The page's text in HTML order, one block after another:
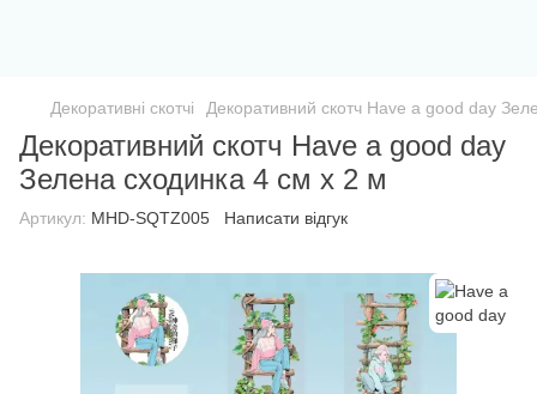
Декоративні скотчі Декоративний скотч Have a good day
Декоративний скотч Have a good day
Зелена сходинка 4 см x 2 м
Артикул: MHD-SQTZ005 Написати відгук